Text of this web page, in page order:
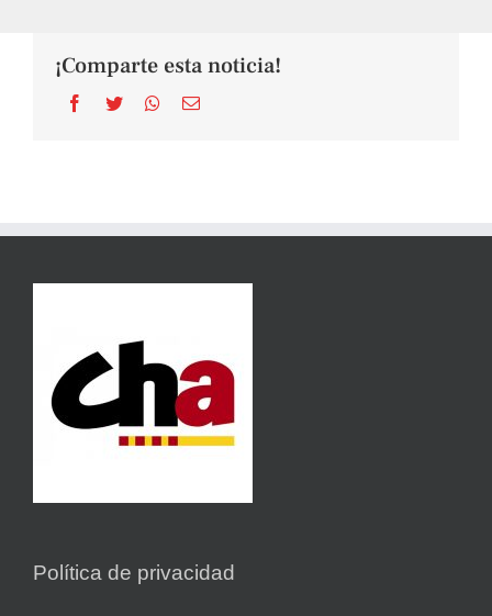
¡Comparte esta noticia!
Política de privacidad